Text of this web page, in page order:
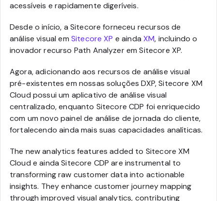
acessíveis e rapidamente digeríveis.
Desde o início, a Sitecore forneceu recursos de
análise visual em Sitecore XP e aindaXM, incluindo o
inovador recurso Path Analyzer em Sitecore XP.
Agora, adicionando aos recursos de análise visual
pré-existentes em nossas soluções DXP, Sitecore XM
Cloud possui um aplicativo de análise visual
centralizado, enquanto Sitecore CDP foi enriquecido
com um novo painel de análise de jornada do cliente,
fortalecendo ainda mais suas capacidades analíticas.
The new analytics features added to Sitecore XM
Cloud e ainda Sitecore CDP are instrumental to
transforming raw customer data into actionable
insights. They enhance customer journey mapping
through improved visual analytics, contributing